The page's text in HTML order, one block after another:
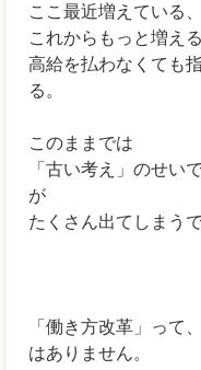
ここ最近増えている、
これからもっと増え
高給を払わなくても
る。
このままでは
「古い考え」のせい
が
たくさん出てしまう
「働き方改革」って
はありません。